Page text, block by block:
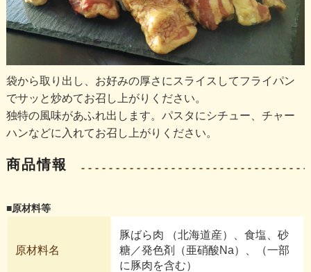
袋から取り出し、お好みの厚さにスライスしてフライパン
でサッと炒めてお召し上がりください。
独特の風味があふれ出します。パスタにシチュー、チャー
ハンなどに入れてお召し上がりください。
商品情報
■原材料等
原材料名
豚ばら肉 （北海道産）、食塩、砂
糖／発色剤（亜硝酸Na）、（一部
に豚肉を含む）